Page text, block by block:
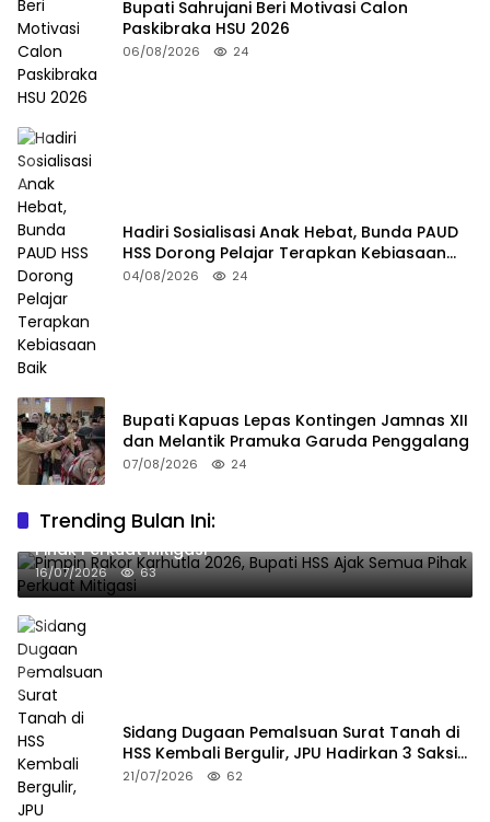
Bupati Sahrujani Beri Motivasi Calon
Paskibraka HSU 2026
06/08/2026 24
Hadiri Sosialisasi Anak Hebat, Bunda PAUD
HSS Dorong Pelajar Terapkan Kebiasaan
Baik
04/08/2026 24
Bupati Kapuas Lepas Kontingen Jamnas XII
dan Melantik Pramuka Garuda Penggalang
07/08/2026 24
Trending Bulan Ini:
Pimpin Rakor Karhutla 2026, Bupati HSS Ajak Semua
Pihak Perkuat Mitigasi
16/07/2026 63
Sidang Dugaan Pemalsuan Surat Tanah di
HSS Kembali Bergulir, JPU Hadirkan 3 Saksi
Pelapor
21/07/2026 62